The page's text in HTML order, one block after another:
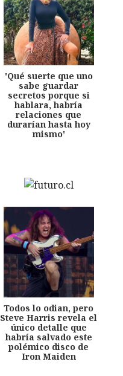
'Qué suerte que uno
sabe guardar
secretos porque si
hablara, habría
relaciones que
durarían hasta hoy
mismo'
Todos lo odian, pero
Steve Harris revela el
único detalle que
habría salvado este
polémico disco de
Iron Maiden